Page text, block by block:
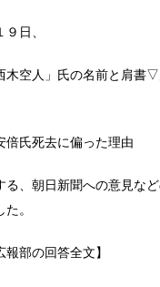
日、
木空人」氏の名前と肩書
倍氏死去に偏った理由
る、朝日新聞への意見な
。
報部の回答全文】